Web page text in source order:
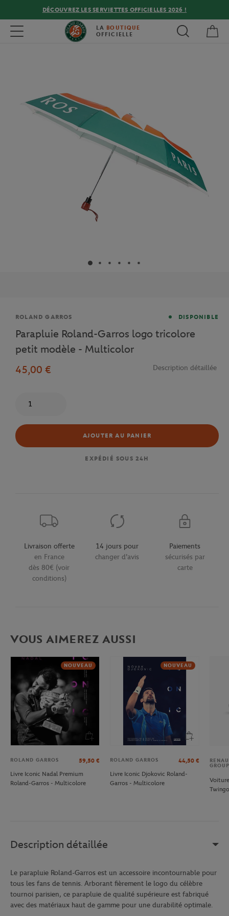
DÉCOUVREZ LES SERVIETTES OFFICIELLES 2026 !
Toggle navigation LA BOUTIQUE
OFFICIELLE
Marque
ROLAND GARROS DISPONIBLE
Parapluie Roland-Garros logo tricolore
petit modèle - Multicolor
45,00 €
Description détaillée
AJOUTER AU PANIER
EXPÉDIÉ SOUS 24H
Livraison offerte
en France
dès 80€ (voir
conditions)
14 jours pour
changer d'avis
Paiements
sécurisés par
carte
VOUS AIMEREZ AUSSI
NOUVEAU
ROLAND GARROS 59,50 €
Livre Iconic Nadal Premium
Roland-Garros - Multicolore
NOUVEAU
ROLAND GARROS 44,50 €
Livre Iconic Djokovic Roland-
Garros - Multicolore
GROUP
Description détaillée
Le parapluie Roland-Garros est un accessoire incontournable pour
tous les fans de tennis. Arborant fièrement le logo du célèbre
tournoi parisien, ce parapluie de qualité supérieure est fabriqué
avec des matériaux haut de gamme pour une durabilité optimale.